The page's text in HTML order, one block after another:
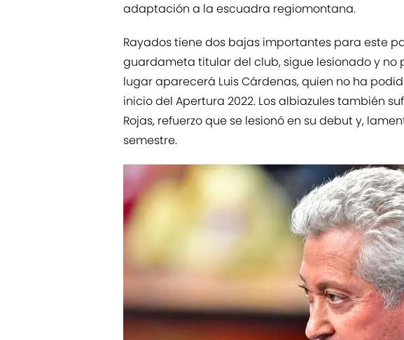
adaptación a la escuadra regiomontana.
Rayados tiene dos bajas importantes para este
guardameta titular del club, sigue lesionado y no
lugar aparecerá Luis Cárdenas, quien no ha
inicio del Apertura 2022. Los albiazules también
Rojas, refuerzo que se lesionó en su debut y,
semestre.